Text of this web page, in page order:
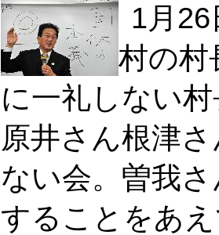
1月
村の村
に一礼しない
原井さん根津
ない会。曽我
することをあ